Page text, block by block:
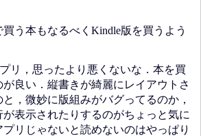
買う本もなるべくKindle版を買うよう
リ，思ったより悪くないな．本を買
良い．縦書きが綺麗にレイアウトさ
，微妙に版組みがバグってるのか，
表示されたりするのがちょっと気に
リじゃないと読めないのはやっぱり